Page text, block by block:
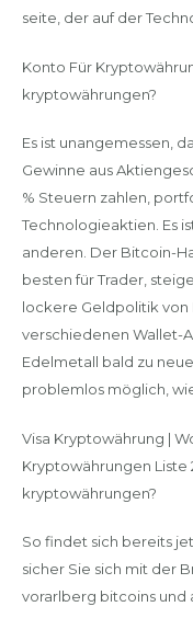
seite, der auf der
Konto Für
kryptowährungen?
Es ist unangemessen,
Gewinne aus
% Steuern zahlen,
Technologieaktien. Es
anderen. Der Bitcoin-
besten für Trader,
lockere Geldpolitik von
verschiedenen Wallet-
Edelmetall bald zu
problemlos möglich,
Visa Kryptowährung |
Kryptowährungen Liste
kryptowährungen?
So findet sich bereits
sicher Sie sich mit der
vorarlberg bitcoins und